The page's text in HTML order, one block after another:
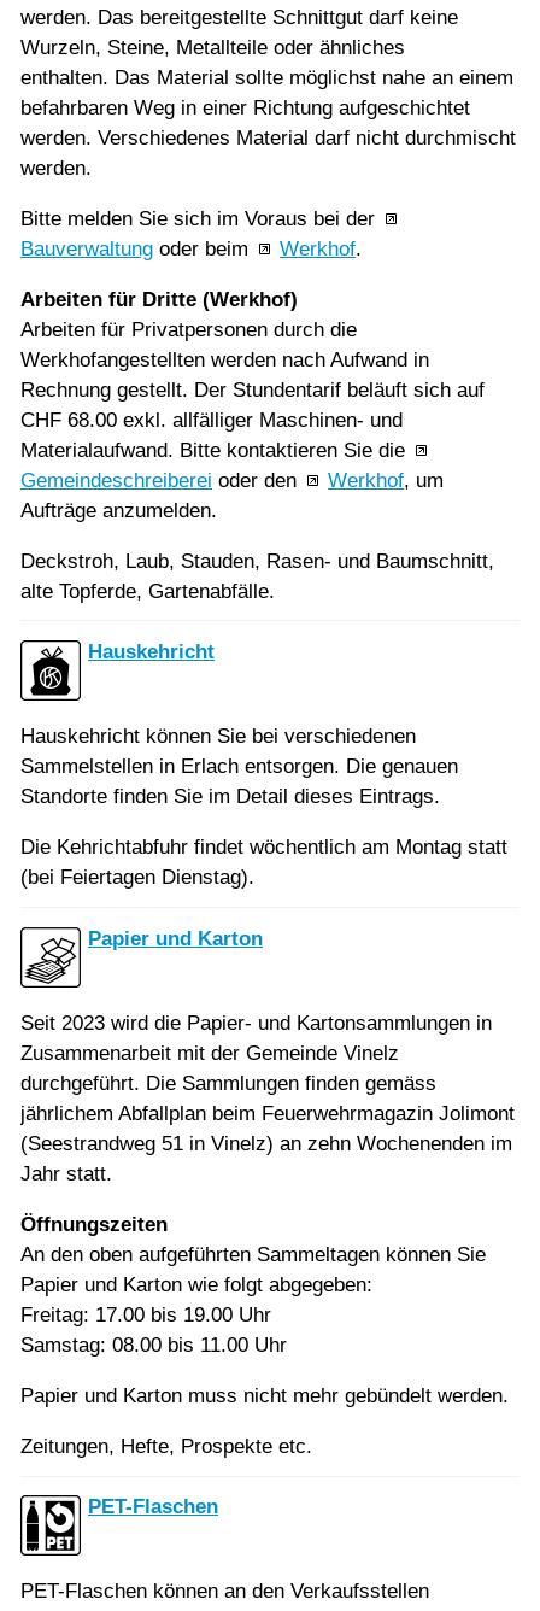
werden. Das bereitgestellte Schnittgut darf keine
Wurzeln, Steine, Metallteile oder ähnliches
enthalten. Das Material sollte möglichst nahe an einem
befahrbaren Weg in einer Richtung aufgeschichtet
werden. Verschiedenes Material darf nicht durchmischt
werden.
Bitte melden Sie sich im Voraus bei der
Bauverwaltung oder beim Werkhof.
Arbeiten für Dritte (Werkhof)
Arbeiten für Privatpersonen durch die
Werkhofangestellten werden nach Aufwand in
Rechnung gestellt. Der Stundentarif beläuft sich auf
CHF 68.00 exkl. allfälliger Maschinen- und
Materialaufwand. Bitte kontaktieren Sie die
Gemeindeschreiberei oder den Werkhof, um
Aufträge anzumelden.
Deckstroh, Laub, Stauden, Rasen- und Baumschnitt,
alte Topferde, Gartenabfälle.
Hauskehricht
Hauskehricht können Sie bei verschiedenen
Sammelstellen in Erlach entsorgen. Die genauen
Standorte finden Sie im Detail dieses Eintrags.
Die Kehrichtabfuhr findet wöchentlich am Montag statt
(bei Feiertagen Dienstag).
Papier und Karton
Seit 2023 wird die Papier- und Kartonsammlungen in
Zusammenarbeit mit der Gemeinde Vinelz
durchgeführt. Die Sammlungen finden gemäss
jährlichem Abfallplan beim Feuerwehrmagazin Jolimont
(Seestrandweg 51 in Vinelz) an zehn Wochenenden im
Jahr statt.
Öffnungszeiten
An den oben aufgeführten Sammeltagen können Sie
Papier und Karton wie folgt abgegeben:
Freitag: 17.00 bis 19.00 Uhr
Samstag: 08.00 bis 11.00 Uhr
Papier und Karton muss nicht mehr gebündelt werden.
Zeitungen, Hefte, Prospekte etc.
PET-Flaschen
PET-Flaschen können an den Verkaufsstellen